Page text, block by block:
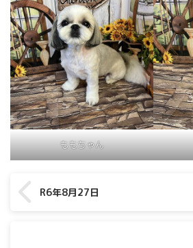
ももちゃん
R6年8月27日